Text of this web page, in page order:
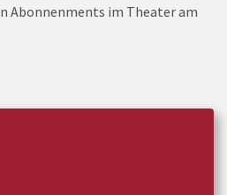
Abonnenments im Theater am